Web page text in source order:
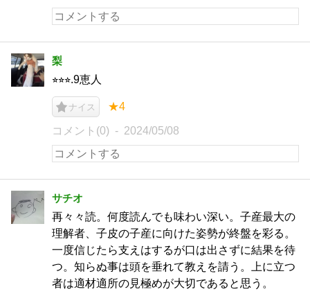
梨
⭐︎⭐︎⭐︎.9恵人
ナイス ★4
コメント(0) 2024/05/08
サチオ
再々々読。何度読んでも味わい深い。子産最大の
理解者、子皮の子産に向けた姿勢が終盤を彩る。
一度信じたら支えはするが口は出さずに結果を待
つ。知らぬ事は頭を垂れて教えを請う。上に立つ
者は適材適所の見極めが大切であると思う。